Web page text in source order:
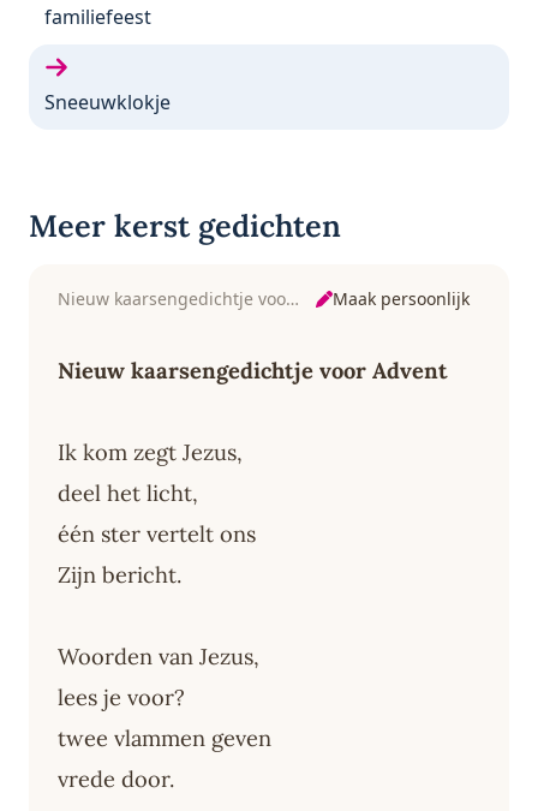
familiefeest
Volgende gedicht:
Sneeuwklokje
Meer kerst gedichten
Nieuw kaarsengedichtje voor Advent Maak persoonlijk
Nieuw kaarsengedichtje voor Advent
Ik kom zegt Jezus,
deel het licht,
één ster vertelt ons
Zijn bericht.
Woorden van Jezus,
lees je voor?
twee vlammen geven
vrede door.